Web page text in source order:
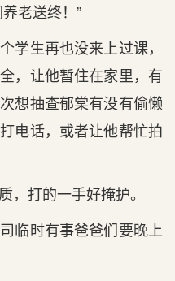
老送终！”
学生再也没来上过课，
，让他暂住在家里，有
想抽查郁棠有没有偷懒
电话，或者让他帮忙拍
，打的一手好掩护。
临时有事爸爸们要晚上